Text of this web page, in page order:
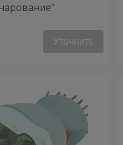
Уточнить